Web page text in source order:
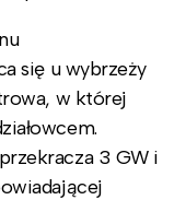
się u wybrzeży
w której
3 GW i